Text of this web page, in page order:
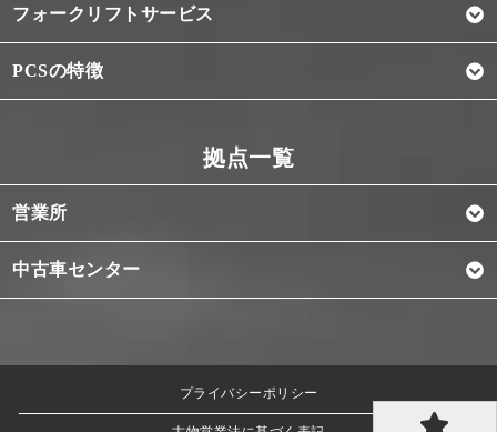
フォークリフトサービス
PCSの特徴
営業所
中古車センター
プライバシーポリシー